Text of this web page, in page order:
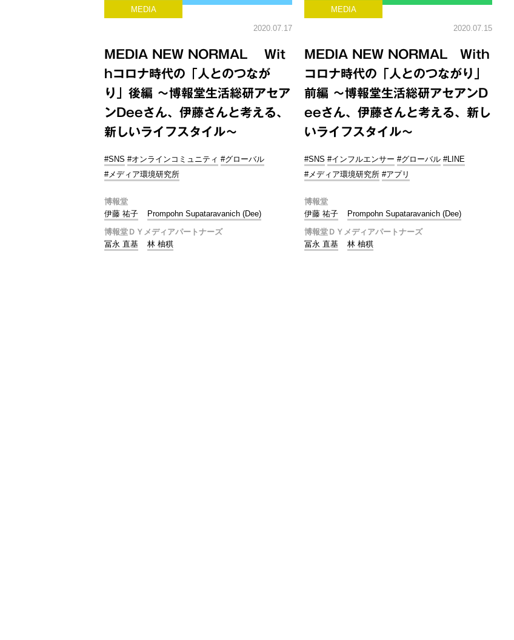
MEDIA
2020.07.17
MEDIA NEW NORMAL Wit
hコロナ時代の「人とのつなが
り」後編 ～博報堂生活総研アセア
ンDeeさん、伊藤さんと考える、
新しいライフスタイル～
#SNS #オンラインコミュニティ #グローバル
#メディア環境研究所
博報堂
伊藤 祐子
Prompohn Supataravanich (Dee)
博報堂ＤＹメディアパートナーズ
冨永 直基
林 柚稘
MEDIA
2020.07.15
MEDIA NEW NORMAL With
コロナ時代の「人とのつながり」
前編 ～博報堂生活総研アセアンD
eeさん、伊藤さんと考える、新し
いライフスタイル～
#SNS #インフルエンサー #グローバル #LINE
#メディア環境研究所 #アプリ
博報堂
伊藤 祐子
Prompohn Supataravanich (Dee)
博報堂ＤＹメディアパートナーズ
冨永 直基
林 柚稘